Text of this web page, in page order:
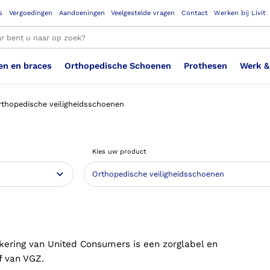
Vergoedingen Aandoeningen Veelgestelde vragen Contact Werken bij Livit
Kousen (klasse 2)
3D geprinte steunzolen
en braces
Been Knie
Hoofd Nek
Orthopedische Schoenen
Orthopedische Schoenen OSA
Badschoenen
Prothesen
Bovenbeenprothese
Hand & Vinger prothese
Werk
Werknemer
veiligheidsschoenen
Kies uw product
van United Consumers is een zorglabel en
VGZ.